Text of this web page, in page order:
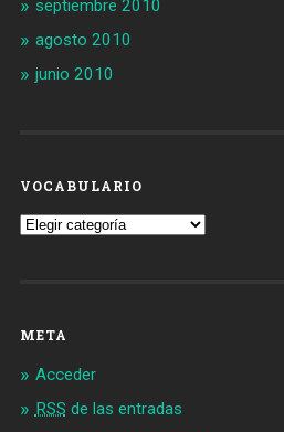
septiembre 2010
agosto 2010
junio 2010
VOCABULARIO
Vocabulario
META
Acceder
RSS de las entradas